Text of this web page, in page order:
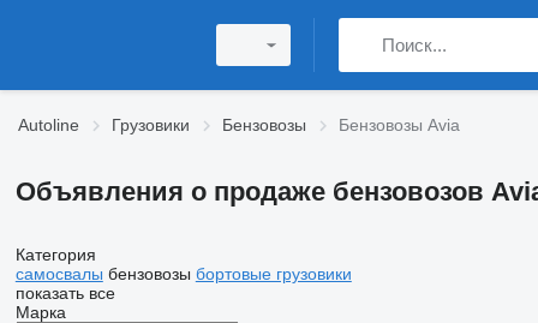
Autoline Грузовики Бензовозы Бензовозы Avia
Объявления о продаже бензовозов
Категория
самосвалы бензовозы бортовые грузовики
показать все
Марка